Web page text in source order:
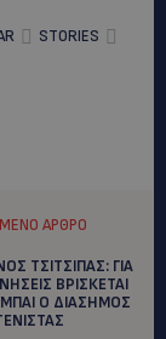
STORIES
ΆΡΘΡΟ